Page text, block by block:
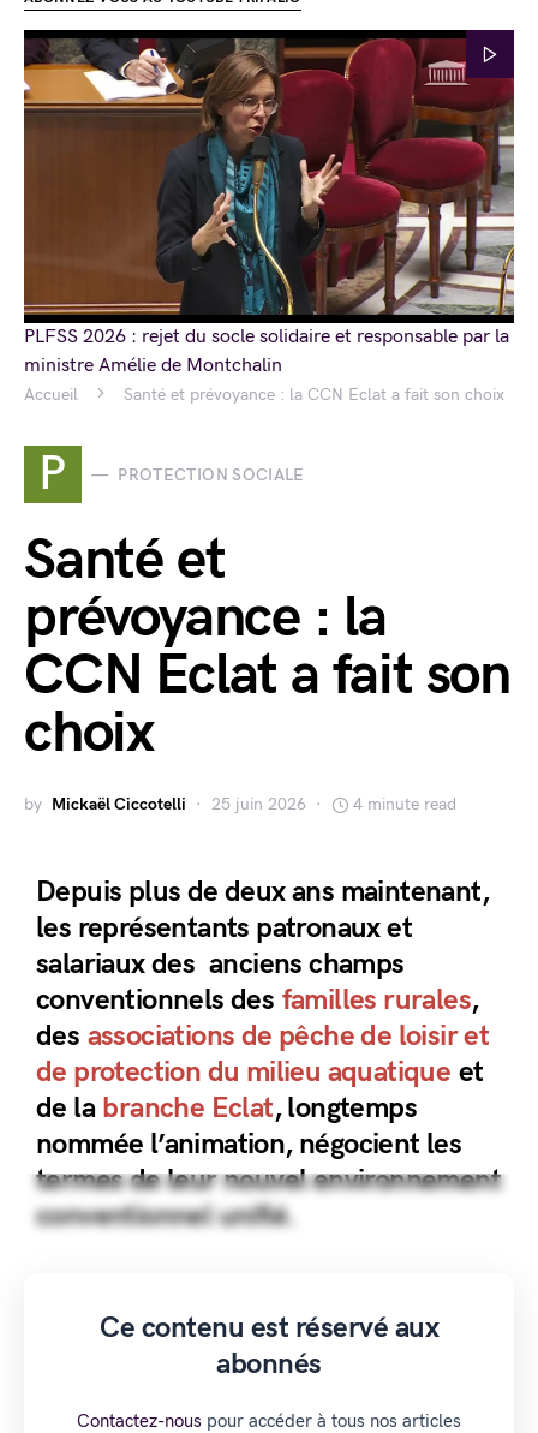
Accueil Santé et prévoyance : la CCN Eclat a fait son choix
P PROTECTION SOCIALE
Santé et
prévoyance : la
CCN Eclat a fait son
choix
by Mickaël Ciccotelli 25 juin 2026 4 minute read
Depuis plus de deux ans maintenant,
les représentants patronaux et
salariaux des anciens champs
conventionnels des familles rurales,
des associations de pêche de loisir et
de protection du milieu aquatique et
de la branche Eclat, longtemps
nommée l’animation, négocient les
termes de leur nouvel environnement
conventionnel unifié.
Ce contenu est réservé aux
abonnés
Contactez-nous pour accéder à tous nos articles
PLFSS 2026 : rejet du socle solidaire et responsable par la
ministre Amélie de Montchalin